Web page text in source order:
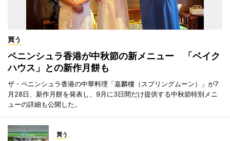
買う
ペニンシュラ香港が中秋節の新メニュー 「ベイク
ハウス」との新作月餅も
ザ・ペニンシュラ香港の中華料理「嘉麟樓（スプリングムーン）」が7
月28日、新作月餅を発表し、9月に3日間だけ提供する中秋節特別メニ
ューの詳細も公開した。
買う